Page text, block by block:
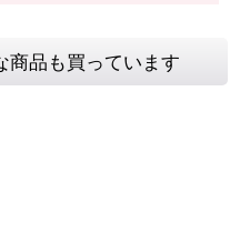
商品も買っています